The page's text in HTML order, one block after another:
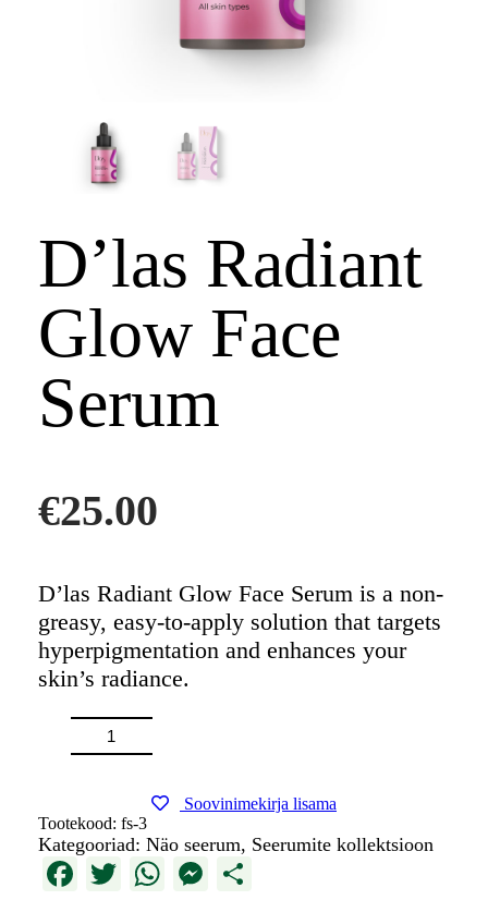
D’las Radiant
Glow Face
Serum
€25.00
D’las Radiant Glow Face Serum is a non-
greasy, easy-to-apply solution that targets
hyperpigmentation and enhances your
skin’s radiance.
D'las
Radiant
Glow
Soovinimekirja lisama
Tootekood: fs-3
Kategooriad: Näo seerum, Seerumite kollektsioon
Facebook
TwitterWhatsApp
Messenger